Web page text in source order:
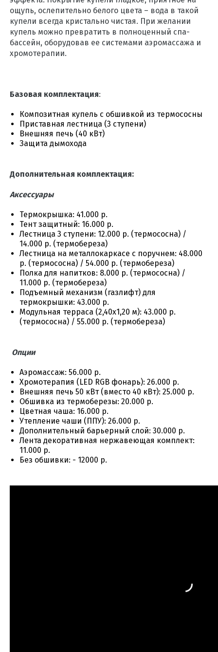
ощупь, ослепительно белого цвета – вода в такой
купели всегда кристально чистая. При желании
купель можно превратить в полноценный спа-
бассейн, оборудовав ее системами аэромассажа и
хромотерапии.
Базовая комплектация:
Композитная купель с обшивкой из термососны
Приставная лестница (3 ступени)
Внешняя печь (40 кВт)
Защита дымохода
Дополнительная комплектация:
Аксессуары
Термокрышка: 41.000 р.
Тент защитный: 16.000 р.
Лестница 3 ступени: 12.000 р. (термососна) /
14.000 р. (термобереза)
Лестница на металлокаркасе с поручнем: 48.000
р. (термососна) / 54.000 р. (термобереза)
Полка для напитков: 8.000 р. (термососна) /
11.000 р. (термобереза)
Подъемный механизм (газлифт) для
термокрышки: 43.000 р.
Модульная терраса (2,40х1,20 м): 43.000 р.
(термососна) / 55.000 р. (термобереза)
Опции
Аэромассаж: 56.000 р.
Хромотерапия (LED RGB фонарь): 26.000 р.
Внешняя печь 50 кВт (вместо 40 кВт): 25.000 р.
Обшивка из термоберезы: 20.000 р.
Цветная чаша: 16.000 р.
Утепление чаши (ППУ): 26.000 р.
Дополнительный барьерный слой: 30.000 р.
Лента декоративная нержавеющая комплект:
11.000 р.
Без обшивки: - 12000 р.